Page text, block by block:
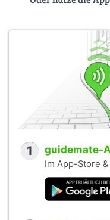
1 guidemate-
Im App-Store